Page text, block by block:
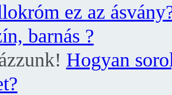
ez az
barnás ?
Hogyan